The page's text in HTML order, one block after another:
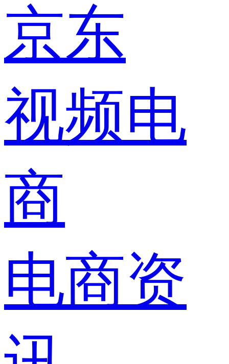
京东
视频电
商
电商资